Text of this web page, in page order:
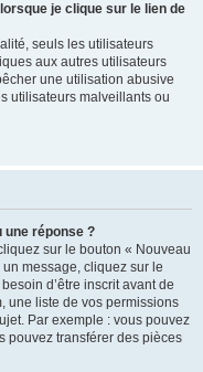
je clique sur le lien de
seuls les utilisateurs
aux autres utilisateurs
une utilisation abusive
utilisateurs malveillants ou
une réponse ?
sur le bouton « Nouveau
message, cliquez sur le
d’être inscrit avant de
une liste de vos permissions
Par exemple : vous pouvez
pouvez transférer des pièces